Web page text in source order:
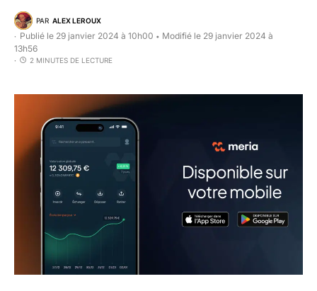
PAR ALEX LEROUX
Publié le 29 janvier 2024 à 10h00 • Modifié le 29 janvier 2024 à
13h56
2 MINUTES DE LECTURE